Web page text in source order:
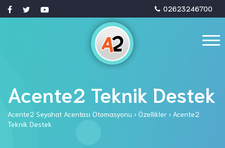
02623246700
Acente2 Teknik Destek
Acente2 Seyahat Acentası Otomasyonu › Özellikler › Acente2
Teknik Destek